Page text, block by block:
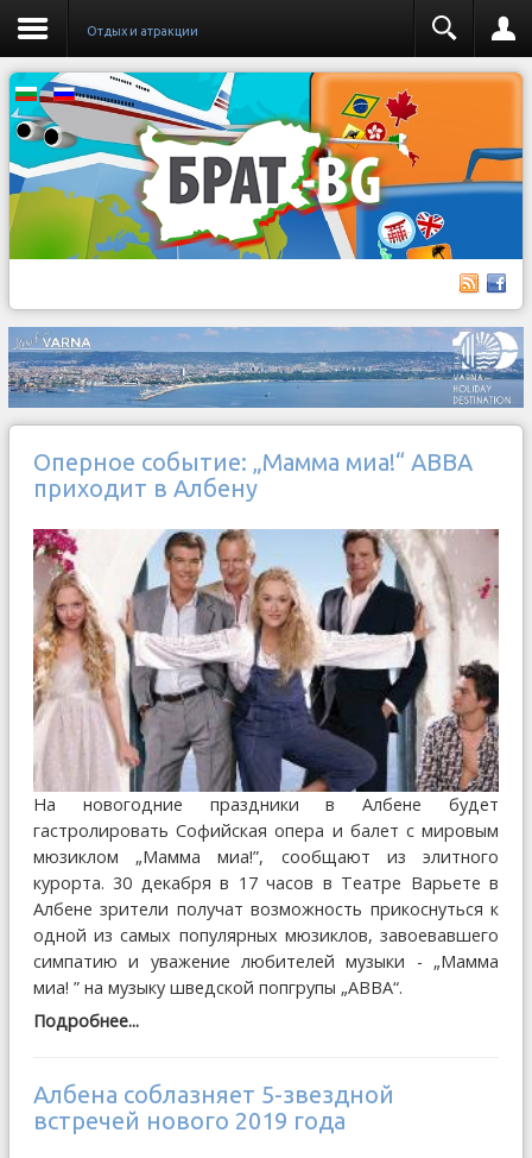
Отдых и атракции
Оперное событие: „Мамма миа!“ ABBA
приходит в Албену
На новогодние праздники в Албене будет
гастролировать Софийская опера и балет с мировым
мюзиклом „Мамма миа!”, сообщают из элитного
курорта. 30 декабря в 17 часов в Театре Варьете в
Албене зрители получат возможность прикоснуться к
одной из самых популярных мюзиклов, завоевавшего
симпатию и уважение любителей музыки - „Мамма
миа! ” на музыку шведской попгрупы „ABBA“.
Подробнее...
Албена соблазняет 5-звездной
встречей нового 2019 года